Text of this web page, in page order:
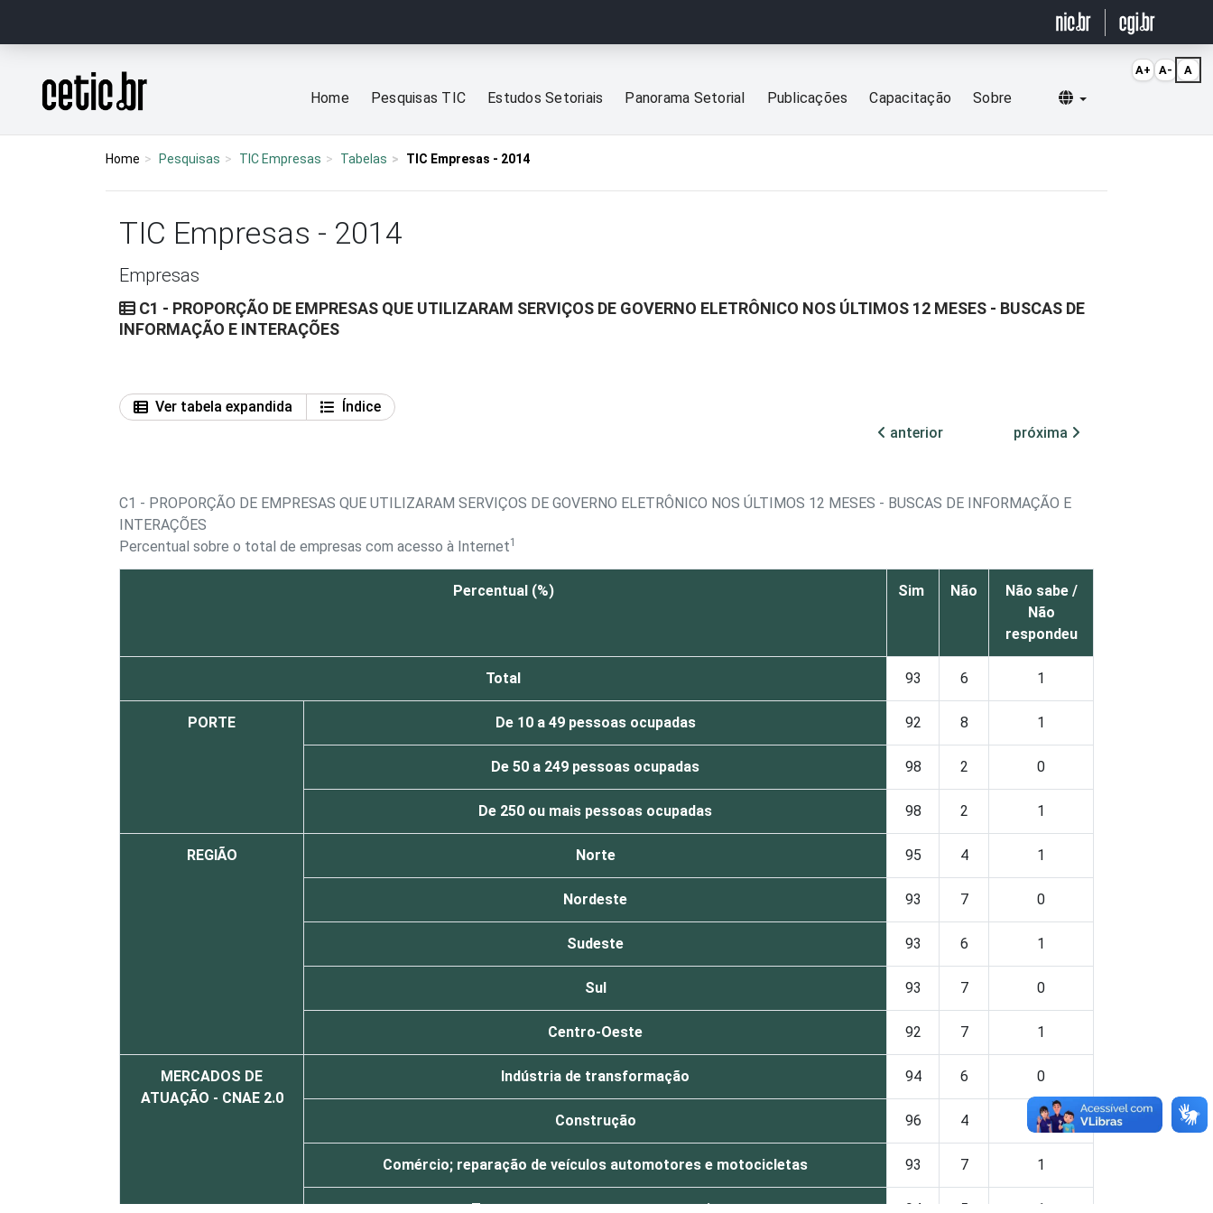
Página inicial
Home Pesquisas TIC Estudos Setoriais Panorama Setorial Publicações Capacitação Sobre Selecionar idioma
Home Pesquisas TIC Empresas Tabelas TIC Empresas - 2014
TIC Empresas - 2014
Empresas
C1 - PROPORÇÃO DE EMPRESAS QUE UTILIZARAM SERVIÇOS DE GOVERNO ELETRÔNICO NOS ÚLTIMOS 12 MESES - BUSCAS DE
INFORMAÇÃO E INTERAÇÕES
Ver tabela expandida
Índice
anterior
próxima
C1 - PROPORÇÃO DE EMPRESAS QUE UTILIZARAM SERVIÇOS DE GOVERNO ELETRÔNICO NOS ÚLTIMOS 12 MESES - BUSCAS DE INFORMAÇÃO E
INTERAÇÕES
Percentual sobre o total de empresas com acesso à Internet1
Percentual (%) Sim Não
Não sabe /
Não
respondeu
Total 93 6 1
PORTE De 10 a 49 pessoas ocupadas 92 8 1
De 50 a 249 pessoas ocupadas 98 2 0
De 250 ou mais pessoas ocupadas 98 2 1
REGIÃO Norte 95 4 1
Nordeste 93 7 0
Sudeste 93 6 1
Sul 93 7 0
Centro-Oeste 92 7 1
MERCADOS DE
ATUAÇÃO - CNAE 2.0
Indústria de transformação 94 6 0
Construção 96 4 0
Comércio; reparação de veículos automotores e motocicletas 93 7 1
Transporte, armazenagem e correio 94 5 1
A+ A- A